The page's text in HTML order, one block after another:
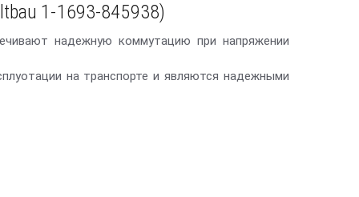
1-1693-845938)
надежную коммутацию при напряжении
на транспорте и являются надежными